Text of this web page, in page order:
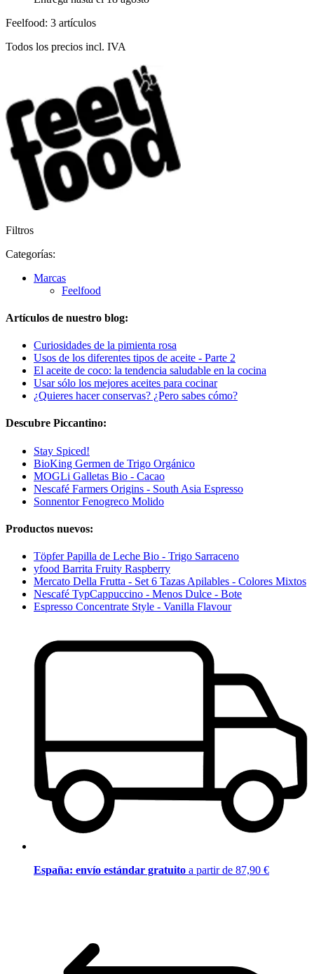
Feelfood: 3 artículos
Todos los precios incl. IVA
Filtros
Categorías:
Marcas
Feelfood
Artículos de nuestro blog:
Curiosidades de la pimienta rosa
Usos de los diferentes tipos de aceite - Parte 2
El aceite de coco: la tendencia saludable en la cocina
Usar sólo los mejores aceites para cocinar
¿Quieres hacer conservas? ¿Pero sabes cómo?
Descubre Piccantino:
Stay Spiced!
BioKing Germen de Trigo Orgánico
MOGLi Galletas Bio - Cacao
Nescafé Farmers Origins - South Asia Espresso
Sonnentor Fenogreco Molido
Productos nuevos:
Töpfer Papilla de Leche Bio - Trigo Sarraceno
yfood Barrita Fruity Raspberry
Mercato Della Frutta - Set 6 Tazas Apilables - Colores Mixtos
Nescafé TypCappuccino - Menos Dulce - Bote
Espresso Concentrate Style - Vanilla Flavour
España: envío estándar gratuito a partir de 87,90 €